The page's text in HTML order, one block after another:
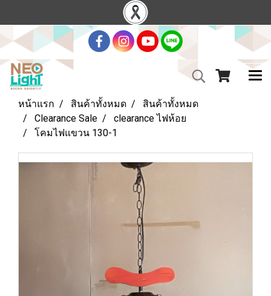
หน้าแรก สินค้าทั้งหมด
สินค้าทั้งหมด
Clearance Sale
clearance ไฟห้อย
โคมไฟแขวน 130-1